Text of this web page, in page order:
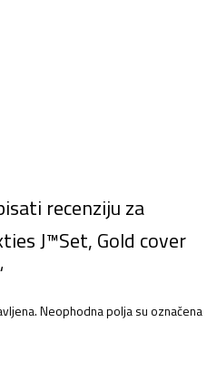
recenziju za
J™Set, Gold cover
Neophodna polja su označena